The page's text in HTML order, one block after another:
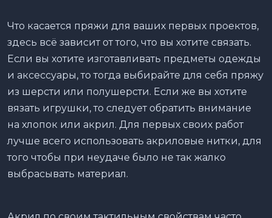
Что касается пряжи для ваших первых проектов,
здесь всё зависит от того, что вы хотите связать.
Если вы хотите изготавливать предметы одежды
и аксессуары, то тогда выбирайте для себя пряжу
из шерсти или полушерсти. Если же вы хотите
вязать игрушки, то следует обратить внимание
на хлопок или акрил. Для первых своих работ
лучше всего использовать акриловые нитки, для
того чтобы при неудаче было не так жалко
выбрасывать материал.